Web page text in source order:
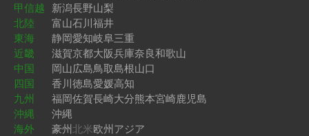
甲信越 新潟長野山梨
北陸
富山石川福井
東海
静岡愛知岐阜三重
近畿
滋賀京都大阪兵庫奈良和歌山
中国
岡山広島鳥取島根山口
四国
香川徳島愛媛高知
九州
福岡佐賀長崎大分熊本宮崎鹿児島
沖縄
沖縄
海外
豪州北米欧州アジア